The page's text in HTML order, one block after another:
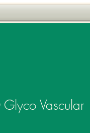
Vascular